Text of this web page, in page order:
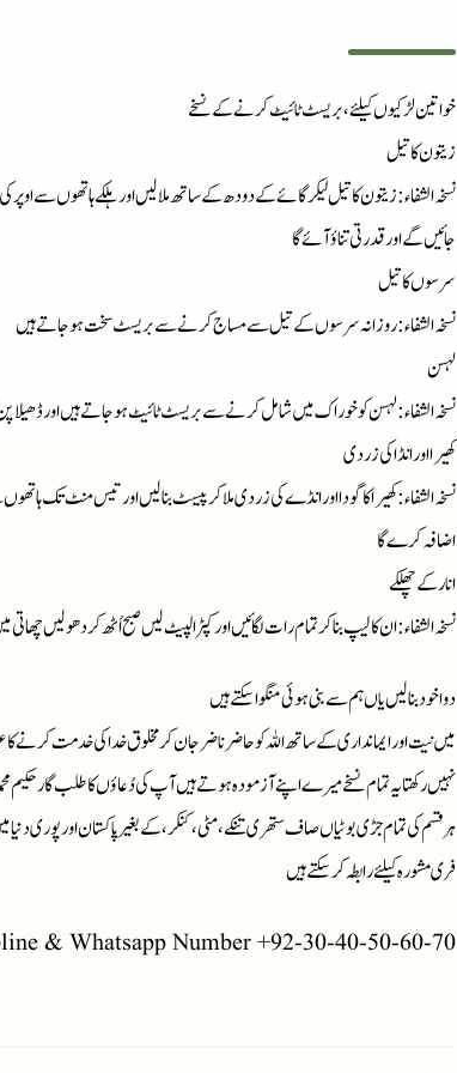
خواتین لڑکیوں کیلئے، بریسٹ ٹائیٹ کرنے کےنسخے
زیتون کا تیل
نسخہ الشفاء: زیتون کا تیل لیکر گائے کے دودھ کے ساتھ ملا لیں اور ہلکے ہاتھوں سے
جائیں گے اور قدرتی تناؤ آئے گا
سرسوں کا تیل
نسخہ الشفاء: روزانہ سرسوں کے تیل سے مساج کرنے سے بریسٹ سخت ہو جاتے ہیں
لہسن
نسخہ الشفاء: لہسن کو خوراک میں شامل کرنے سے بریسٹ ٹائیٹ ہو جاتے ہیں اور ڈھیلا
کھیرا اور انڈا کی زردی
نسخہ الشفاء: کھیرا کا گودا اور انڈے کی زردی ملا کر پیسٹ بنا لیں اور تیس منٹ تک
اضافہ کرے گا
انار کے چھلکے
نسخہ الشفاء: ان کا لیپ بنا کر تمام رات لگائیں اور کپڑا لپیٹ لیں صبح اُٹھ کر دھو لیں
دوا خود بنا لیں یاں ہم سے بنی ہوئی منگوا سکتے ہیں
میں نیت اور ایمانداری کے ساتھ اللہ کو حاضر ناضر جان کر مخلوق خدا کی خدمت کرنے
نہیں رکھتا یہ تمام نسخے میرے اپنے آزمودہ ہوتے ہیں آپ کی دُعاؤں کا طلب گار حکیم
ہر قسم کی تمام جڑی بوٹیاں صاف ستھری تنکے، مٹی، کنکر، کے بغیر پاکستان اور پوری
فری مشورہ کیلئے رابطہ کر سکتے ہیں
& Whatsapp Number +92-30-40-50-60-70